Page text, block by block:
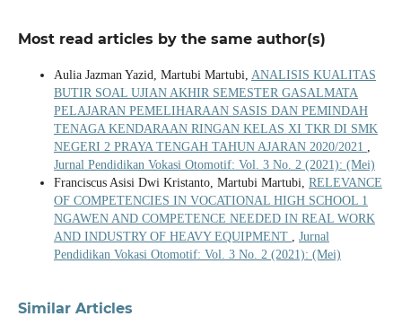
Most read articles by the same author(s)
Aulia Jazman Yazid, Martubi Martubi, ANALISIS KUALITAS
BUTIR SOAL UJIAN AKHIR SEMESTER GASALMATA
PELAJARAN PEMELIHARAAN SASIS DAN PEMINDAH
TENAGA KENDARAAN RINGAN KELAS XI TKR DI SMK
NEGERI 2 PRAYA TENGAH TAHUN AJARAN 2020/2021 ,
Jurnal Pendidikan Vokasi Otomotif: Vol. 3 No. 2 (2021): (Mei)
Franciscus Asisi Dwi Kristanto, Martubi Martubi, RELEVANCE
OF COMPETENCIES IN VOCATIONAL HIGH SCHOOL 1
NGAWEN AND COMPETENCE NEEDED IN REAL WORK
AND INDUSTRY OF HEAVY EQUIPMENT , Jurnal
Pendidikan Vokasi Otomotif: Vol. 3 No. 2 (2021): (Mei)
Similar Articles